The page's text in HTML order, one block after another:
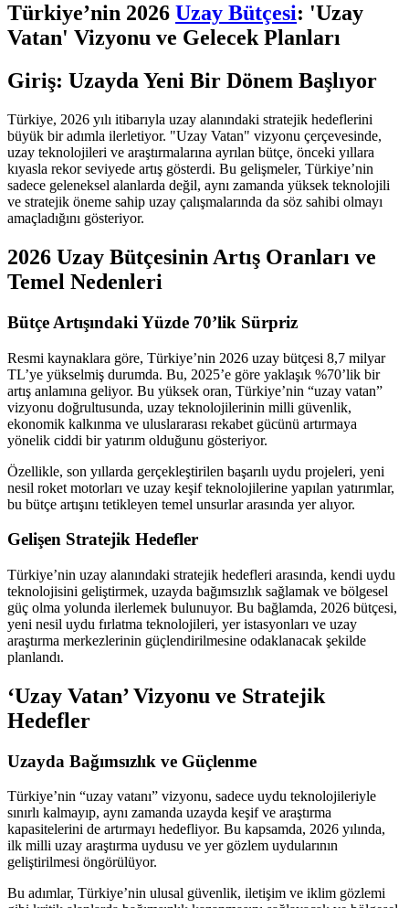
Türkiye’nin 2026 Uzay Bütçesi: 'Uzay
Vatan' Vizyonu ve Gelecek Planları
Giriş: Uzayda Yeni Bir Dönem Başlıyor
Türkiye, 2026 yılı itibarıyla uzay alanındaki stratejik hedeflerini
büyük bir adımla ilerletiyor. "Uzay Vatan" vizyonu çerçevesinde,
uzay teknolojileri ve araştırmalarına ayrılan bütçe, önceki yıllara
kıyasla rekor seviyede artış gösterdi. Bu gelişmeler, Türkiye’nin
sadece geleneksel alanlarda değil, aynı zamanda yüksek teknolojili
ve stratejik öneme sahip uzay çalışmalarında da söz sahibi olmayı
amaçladığını gösteriyor.
2026 Uzay Bütçesinin Artış Oranları ve
Temel Nedenleri
Bütçe Artışındaki Yüzde 70’lik Sürpriz
Resmi kaynaklara göre, Türkiye’nin 2026 uzay bütçesi 8,7 milyar
TL’ye yükselmiş durumda. Bu, 2025’e göre yaklaşık %70’lik bir
artış anlamına geliyor. Bu yüksek oran, Türkiye’nin “uzay vatan”
vizyonu doğrultusunda, uzay teknolojilerinin milli güvenlik,
ekonomik kalkınma ve uluslararası rekabet gücünü artırmaya
yönelik ciddi bir yatırım olduğunu gösteriyor.
Özellikle, son yıllarda gerçekleştirilen başarılı uydu projeleri, yeni
nesil roket motorları ve uzay keşif teknolojilerine yapılan yatırımlar,
bu bütçe artışını tetikleyen temel unsurlar arasında yer alıyor.
Gelişen Stratejik Hedefler
Türkiye’nin uzay alanındaki stratejik hedefleri arasında, kendi uydu
teknolojisini geliştirmek, uzayda bağımsızlık sağlamak ve bölgesel
güç olma yolunda ilerlemek bulunuyor. Bu bağlamda, 2026 bütçesi,
yeni nesil uydu fırlatma teknolojileri, yer istasyonları ve uzay
araştırma merkezlerinin güçlendirilmesine odaklanacak şekilde
planlandı.
‘Uzay Vatan’ Vizyonu ve Stratejik
Hedefler
Uzayda Bağımsızlık ve Güçlenme
Türkiye’nin “uzay vatanı” vizyonu, sadece uydu teknolojileriyle
sınırlı kalmayıp, aynı zamanda uzayda keşif ve araştırma
kapasitelerini de artırmayı hedefliyor. Bu kapsamda, 2026 yılında,
ilk milli uzay araştırma uydusu ve yer gözlem uydularının
geliştirilmesi öngörülüyor.
Bu adımlar, Türkiye’nin ulusal güvenlik, iletişim ve iklim gözlemi